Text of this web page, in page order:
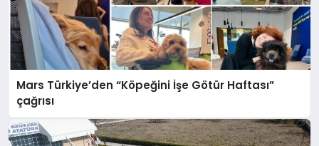
Mars Türkiye’den “Köpeğini İşe Götür Haftası”
çağrısı